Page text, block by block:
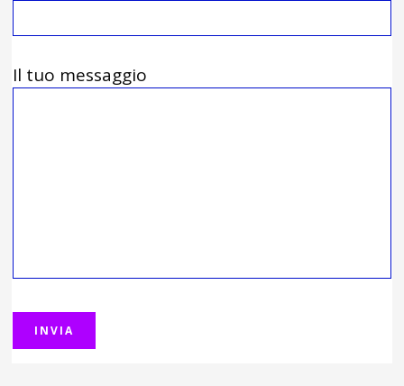
Il tuo messaggio